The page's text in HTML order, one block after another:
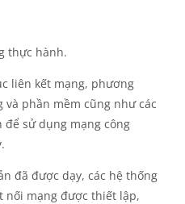
thực hành.
liên kết mạng, phương
phần mềm cũng như các
để sử dụng mạng công
đã được dạy, các hệ thống
nối mạng được thiết lập,